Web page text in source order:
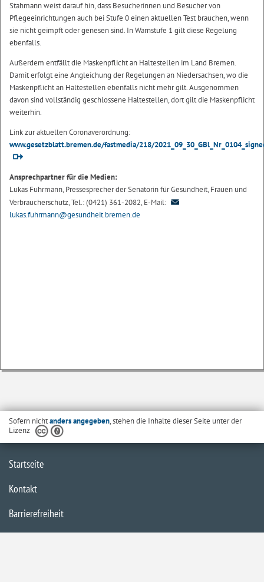
Stahmann weist darauf hin, dass Besucherinnen und Besucher von
Pflegeeinrichtungen auch bei Stufe 0 einen aktuellen Test brauchen, wenn
sie nicht geimpft oder genesen sind. In Warnstufe 1 gilt diese Regelung
ebenfalls.
Außerdem entfällt die Maskenpflicht an Haltestellen im Land Bremen.
Damit erfolgt eine Angleichung der Regelungen an Niedersachsen, wo die
Maskenpflicht an Haltestellen ebenfalls nicht mehr gilt. Ausgenommen
davon sind vollständig geschlossene Haltestellen, dort gilt die Maskenpflicht
weiterhin.
Link zur aktuellen Coronaverordnung:
www.gesetzblatt.bremen.de/fastmedia/218/
Ansprechpartner für die Medien:
Lukas Fuhrmann, Pressesprecher der Senatorin für Gesundheit, Frauen und
Verbraucherschutz, Tel.: (0421) 361-2082, E-Mail:
lukas.fuhrmann@gesundheit.bremen.de
Sofern nichtanders angegeben, stehen die Inhalte dieser Seite unter der
Lizenz
Startseite
Kontakt
Barrierefreiheit